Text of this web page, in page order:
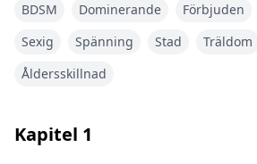
några Dominanta under min tid på
knäppte upp Sirs byxor och drog
ansikte. Uppenbarligen hade Sir
tillbaka. Jag var säker på att han
huvud och knulla mitt ansikte, men
BDSM Dominerande Förbjuden
Sexig
Spänning Stad Träldom
Åldersskillnad
Kapitel 1